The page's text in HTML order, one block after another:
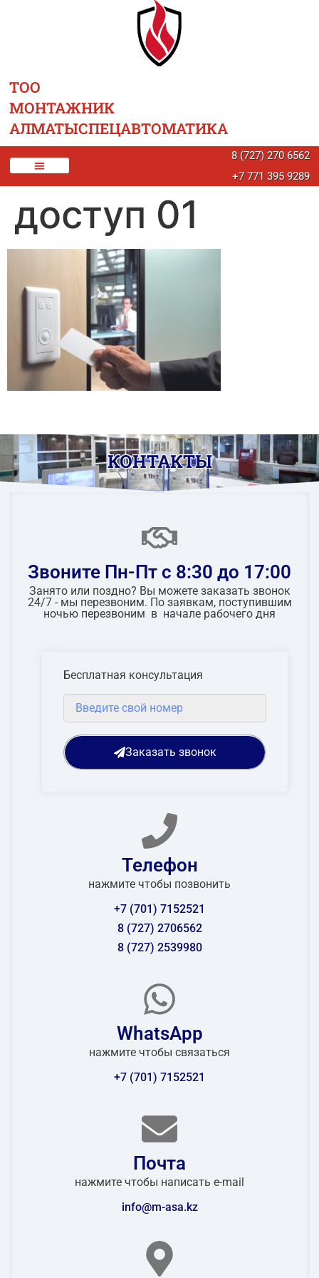
ТОО
МОНТАЖНИК
АЛМАТЫСПЕЦАВТОМАТИКА
8 (727) 270 6562
+7 771 395 9289
доступ 01
КОНТАКТЫ
Звоните Пн-Пт с 8:30 до 17:00
Занято или поздно? Вы можете заказать звонок
24/7 - мы перезвоним. По заявкам, поступившим
ночью перезвоним в начале рабочего дня
Бесплатная консультация
Заказать звонок
Телефон
нажмите чтобы позвонить
+7 (701) 7152521
8 (727) 2706562
8 (727) 2539980
WhatsApp
нажмите чтобы связаться
+7 (701) 7152521
Почта
нажмите чтобы написать e-mail
info@m-asa.kz